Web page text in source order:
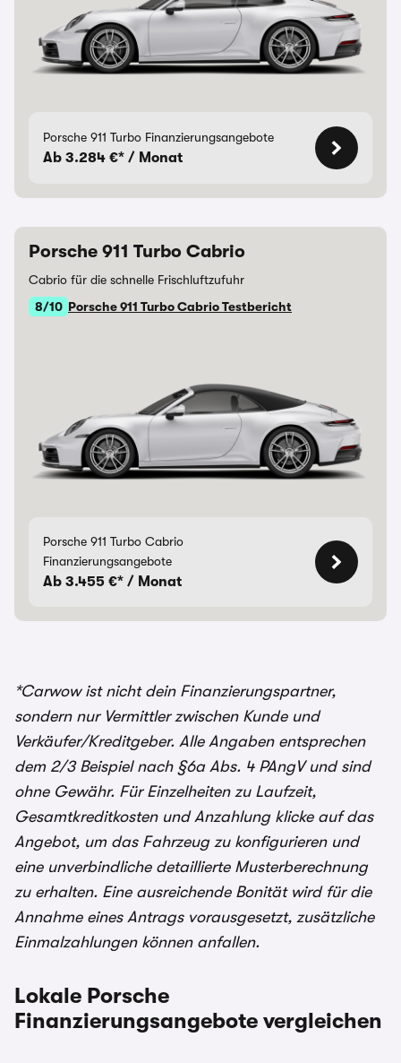
Porsche 911 Turbo Finanzierungsangebote
Ab 3.284 €* / Monat
Porsche 911 Turbo Cabrio
Cabrio für die schnelle Frischluftzufuhr
8/10 Porsche 911 Turbo Cabrio Testbericht
Porsche 911 Turbo Cabrio
Finanzierungsangebote
Ab 3.455 €* / Monat
*Carwow ist nicht dein Finanzierungspartner,
sondern nur Vermittler zwischen Kunde und
Verkäufer/Kreditgeber. Alle Angaben entsprechen
dem 2/3 Beispiel nach §6a Abs. 4 PAngV und sind
ohne Gewähr. Für Einzelheiten zu Laufzeit,
Gesamtkreditkosten und Anzahlung klicke auf das
Angebot, um das Fahrzeug zu konfigurieren und
eine unverbindliche detaillierte Musterberechnung
zu erhalten. Eine ausreichende Bonität wird für die
Annahme eines Antrags vorausgesetzt, zusätzliche
Einmalzahlungen können anfallen.
Lokale Porsche
Finanzierungsangebote vergleichen